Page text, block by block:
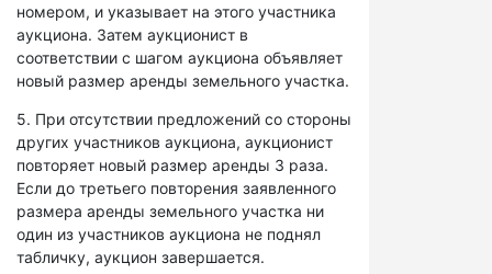
номером, и указывает на этого участника
аукциона. Затем аукционист в
соответствии с шагом аукциона объявляет
новый размер аренды земельного участка.
5. При отсутствии предложений со стороны
других участников аукциона, аукционист
повторяет новый размер аренды 3 раза.
Если до третьего повторения заявленного
размера аренды земельного участка ни
один из участников аукциона не поднял
табличку, аукцион завершается.